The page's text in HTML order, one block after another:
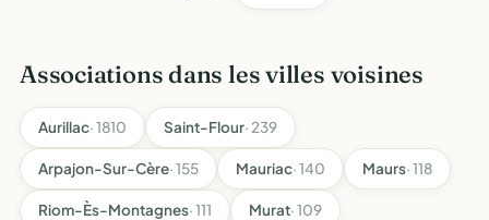
Associations dans les villes voisines
Aurillac· 1810 Saint-Flour· 239
Arpajon-Sur-Cère· 155 Mauriac· 140 Maurs· 118
Riom-Ès-Montagnes· 111 Murat· 109